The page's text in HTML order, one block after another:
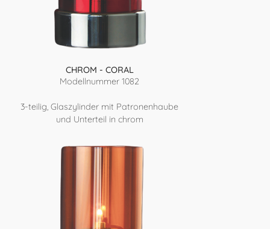
CHROM - CORAL
Modellnummer 1082
3-teilig, Glaszylinder mit Patronenhaube
und Unterteil in chrom